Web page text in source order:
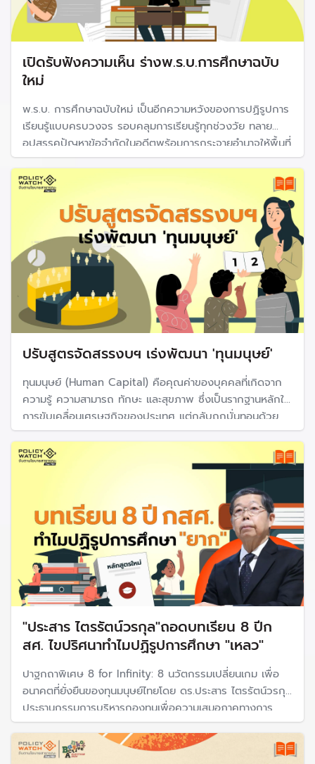
เปิดรับฟังความเห็น ร่างพ.ร.บ.การศึกษาฉบับ
ใหม่
พ.ร.บ. การศึกษาฉบับใหม่ เป็นอีกความหวังของการปฏิรูปการ
เรียนรู้แบบครบวงจร รอบคลุมการเรียนรู้ทุกช่วงวัย ทลาย
อุปสรรคปัญหาข้อจำกัดในอดีตพร้อมการกระจายอำนาจให้พื้นที่
ได้มีส่วนร่วมออกแบบการเรียนรู้ด้วยตัวเอง ด้วยเป้าหมาย
สุดท้ายที่ต้องการยกระดับคุณภาพทุนมนุษย์
ปรับสูตรจัดสรรงบฯ เร่งพัฒนา 'ทุนมนุษย์'
ทุนมนุษย์ (Human Capital) คือคุณค่าของบุคคลที่เกิดจาก
ความรู้ ความสามารถ ทักษะ และสุขภาพ ซึ่งเป็นรากฐานหลักใน
การขับเคลื่อนเศรษฐกิจของประเทศ แต่กลับถูกบั่นทอนด้วย
ความเหลื่อมล้ำทางการศึกษา
"ประสาร ไตรรัตน์วรกุล"ถอดบทเรียน 8 ปีก
สศ. ไขปริศนาทำไมปฏิรูปการศึกษา "เหลว"
ปาฐกถาพิเศษ 8 for Infinity: 8 นวัตกรรมเปลี่ยนเกม เพื่อ
อนาคตที่ยั่งยืนของทุนมนุษย์ไทยโดย ดร.ประสาร ไตรรัตน์วรกุล
ประธานกรรมการบริหารกองทุนเพื่อความเสมอภาคทางการ
ศึกษา (กสศ.) ถอดบทเรียน กสศ. 8 ปี กับ8 นวัตกรรมเปลี่ยน
เกมการศึกษาไทย จุดเริ่มต้นของการสร้าง “ทุนมนุษย์” ที่ยั่งยืน